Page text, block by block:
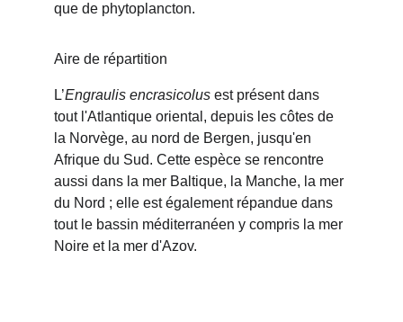
que de phytoplancton.
Aire de répartition
L’Engraulis encrasicolus est présent dans
tout l'Atlantique oriental, depuis les côtes de
la Norvège, au nord de Bergen, jusqu'en
Afrique du Sud. Cette espèce se rencontre
aussi dans la mer Baltique, la Manche, la mer
du Nord ; elle est également répandue dans
tout le bassin méditerranéen y compris la mer
Noire et la mer d'Azov.